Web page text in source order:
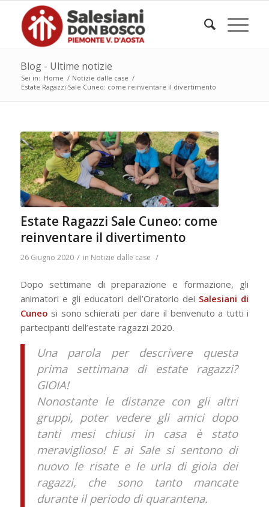
Blog - Ultime notizie
Sei in: Home / Notizie dalle case /
Estate Ragazzi Sale Cuneo: come reinventare il divertimento
Estate Ragazzi Sale Cuneo: come
reinventare il divertimento
26 Giugno 2020 / in Notizie dalle case /
Dopo settimane di preparazione e formazione, gli
animatori e gli educatori dell’Oratorio dei Salesiani di
Cuneo si sono schierati per dare il benvenuto a tutti i
partecipanti dell’estate ragazzi 2020.
Una parola per descrivere questa
prima settimana di estate ragazzi?
GIOIA!
Nonostante le distanze con gli altri
gruppi, poter vedere gli amici dopo
tanti mesi chiusi in casa è stato
meraviglioso! E ai Sale si sentono di
nuovo le risate e le urla di gioia dei
ragazzi, che sono tanto mancate
durante il periodo di quarantena.